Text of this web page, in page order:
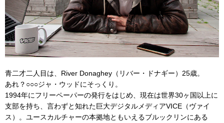
青二才二人目は、River Donaghey（リバー・ドナギー）25歳。
あれ？○○○ジャ・ウッドにそっくり。
1994年にフリーペーパーの発行をはじめ、現在は世界30ヶ国以上に
支部を持ち、言わずと知れた巨大デジタルメディアVICE（ヴァイ
ス）。ユースカルチャーの本拠地ともいえるブルックリンにある